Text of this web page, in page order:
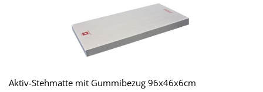
Aktiv-Stehmatte mit Gummibezug 96x46x6cm